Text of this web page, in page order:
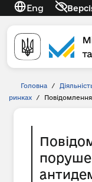
Eng
Головна /
ринках
/ Повідомлення